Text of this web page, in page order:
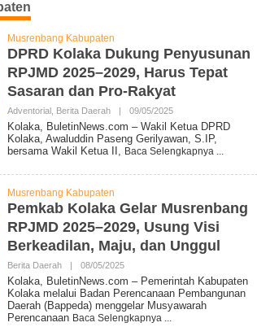
Musrenbang Kabupaten
DPRD Kolaka Dukung Penyusunan
RPJMD 2025–2029, Harus Tepat
Sasaran dan Pro-Rakyat
Adventorial, Berita Daerah | 09/05/2025O
L
E
H
B
I
N
E
Kolaka, BuletinNews.com – Wakil Ketua DPRD
Kolaka, Awaluddin Paseng Gerilyawan, S.IP,
bersama Wakil Ketua II,
Baca Selengkapnya
Musrenbang Kabupaten
Pemkab Kolaka Gelar Musrenbang
RPJMD 2025–2029, Usung Visi
Berkeadilan, Maju, dan Unggul
Berita Daerah | 08/05/2025O
E
H
B
U
Kolaka, BuletinNews.com – Pemerintah Kabupaten
Kolaka melalui Badan Perencanaan Pembangunan
Daerah (Bappeda) menggelar Musyawarah
Perencanaan Baca Selengkapnya